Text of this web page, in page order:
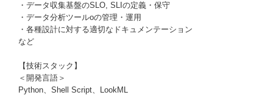
・データ収集基盤のSLO, SLIの定義・保守
・データ分析ツールoの管理・運用
・各種設計に対する適切なドキュメンテーション
など
【技術スタック】
＜開発言語＞
Python、Shell Script、LookML